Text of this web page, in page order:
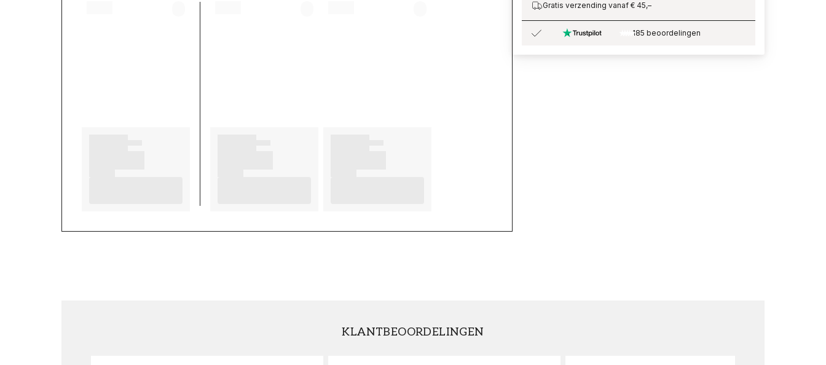
Gratis verzending vanaf € 45,–
185 beoordelingen
KLANTBEOORDELINGEN